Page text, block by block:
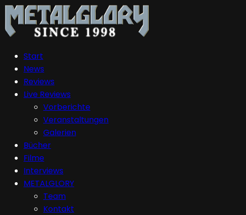
Start
News
Reviews
Live Reviews
Vorberichte
Veranstaltungen
Galerien
Bücher
Filme
Interviews
METALGLORY
Team
Kontakt